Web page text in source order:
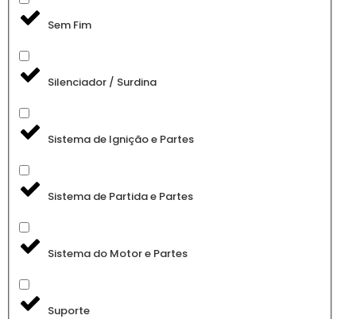
Sem Fim
Silenciador / Surdina
Sistema de Ignição e Partes
Sistema de Partida e Partes
Sistema do Motor e Partes
Suporte